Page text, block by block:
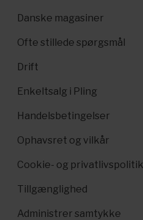
Danske magasiner
Ofte stillede spørgsmål
Drift
Enkeltsalg i Pling
Handelsbetingelser
Ophavsret og vilkår
Cookie- og privatlivspolitik
Tillgænglighed
Administrer samtykke